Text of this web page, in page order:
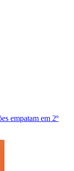
empatam em 2º